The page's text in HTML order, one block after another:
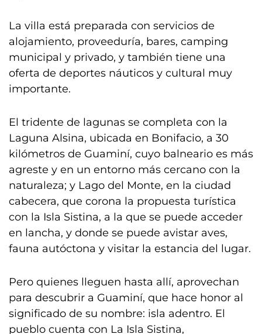
La villa está preparada con servicios de
alojamiento, proveeduría, bares, camping
municipal y privado, y también tiene una
oferta de deportes náuticos y cultural muy
importante.
El tridente de lagunas se completa con la
Laguna Alsina, ubicada en Bonifacio, a 30
kilómetros de Guaminí, cuyo balneario es más
agreste y en un entorno más cercano con la
naturaleza; y Lago del Monte, en la ciudad
cabecera, que corona la propuesta turística
con la Isla Sistina, a la que se puede acceder
en lancha, y donde se puede avistar aves,
fauna autóctona y visitar la estancia del lugar.
Pero quienes lleguen hasta allí, aprovechan
para descubrir a Guaminí, que hace honor al
significado de su nombre: isla adentro. El
pueblo cuenta con La Isla Sistina,